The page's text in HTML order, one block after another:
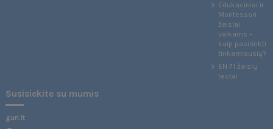
Edukaciniai ir
Montessori
žaislai
vaikams –
kaip pasirinkti
tinkamiausią?
EN 71 žaislų
testai
Susisiekite su mumis
guri.lt